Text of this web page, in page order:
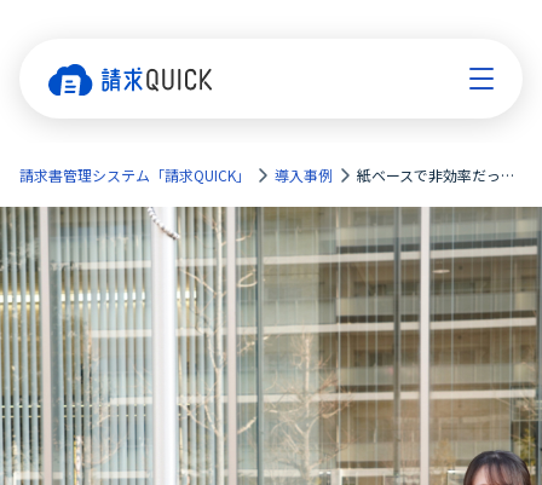
請求書管理システム「請求QUICK」 導入事例 紙ベースで非効率だった業務フローを『請求QUICK』で一気にデジタル化！受け取った請求書の電子保存を含め、機能を使いこなすほどに業務効率化と法対応の効果を実感